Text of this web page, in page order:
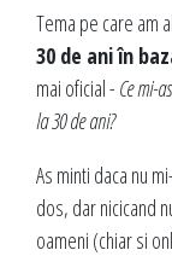
Tema pe care am
30 de ani în
mai oficial - Ce mi-
la 30 de ani?
As minti daca nu
dos, dar nicicand
oameni (chiar si